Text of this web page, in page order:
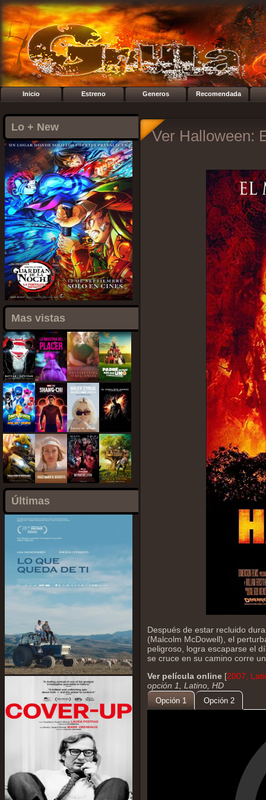
Inicio Estreno Generos Recomendada
Lo + New
Mas vistas
Últimas
Ver Halloween:
Después de estar recluido
(Malcolm McDowell), el
peligroso, logra escaparse el
se cruce en su camino corre
Ver película online [2007,
opción 1, Latino, HD
Opción 1 Opción 2